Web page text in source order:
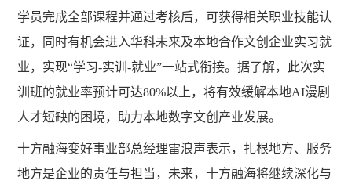
学员完成全部课程并通过考核后，可获得相关职业技能认
证，同时有机会进入华科未来及本地合作文创企业实习就
业，实现“学习-实训-就业”一站式衔接。据了解，此次实
训班的就业率预计可达80%以上，将有效缓解本地AI漫剧
人才短缺的困境，助力本地数字文创产业发展。
十方融海变好事业部总经理雷浪声表示，扎根地方、服务
地方是企业的责任与担当，未来，十方融海将继续深化与